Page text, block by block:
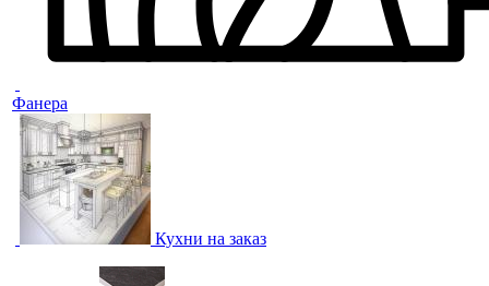
Фанера
Кухни на заказ